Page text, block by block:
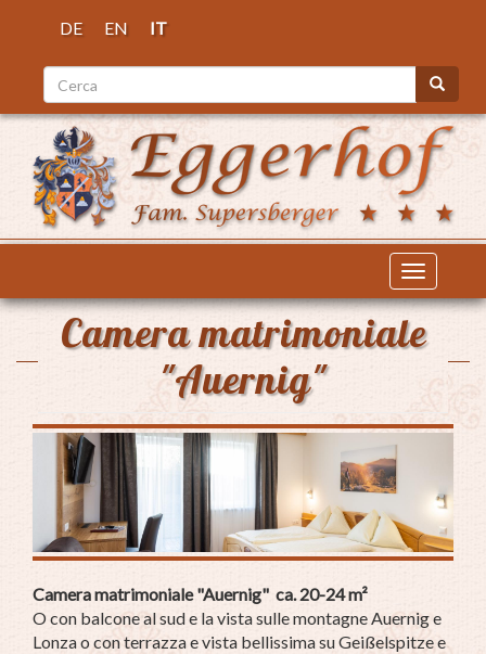
principale
DE EN IT
Cerca Cerca
Toggle
Camera matrimoniale
"Auernig"
Camera matrimoniale "Auernig" ca. 20-24 m²
O con balcone al sud e la vista sulle montagne Auernig e
Lonza o con terrazza e vista bellissima su Geißelspitze e